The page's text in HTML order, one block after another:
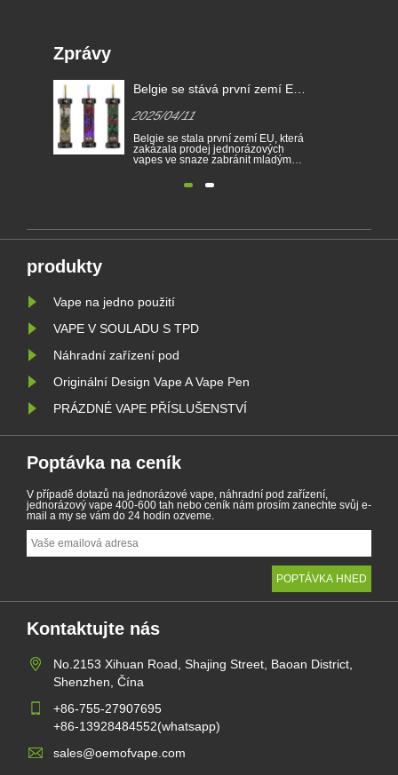
Zprávy
se stává první zemí EU,
zakazuje jednorázové e-
04/11
se stala první zemí EU, která
prodej jednorázových
ve snaze zabránit mladým
Zákony o
Elektronické cigarety
spotřebitelům snížit
produkty
Vape na jedno použití
VAPE V SOULADU S TPD
Náhradní zařízení pod
Originální Design Vape A Vape Pen
PRÁZDNÉ VAPE PŘÍSLUŠENSTVÍ
Poptávka na ceník
V případě dotazů na jednorázové vape, náhradní pod zařízení,
jednorázový vape 400-600 tah nebo ceník nám prosím zanechte svůj e-
mail a my se vám do 24 hodin ozveme.
Kontaktujte nás
No.2153 Xihuan Road, Shajing Street, Baoan District,
Shenzhen, Čína
+86-755-27907695
+86-13928484552(whatsapp)
sales@oemofvape.com